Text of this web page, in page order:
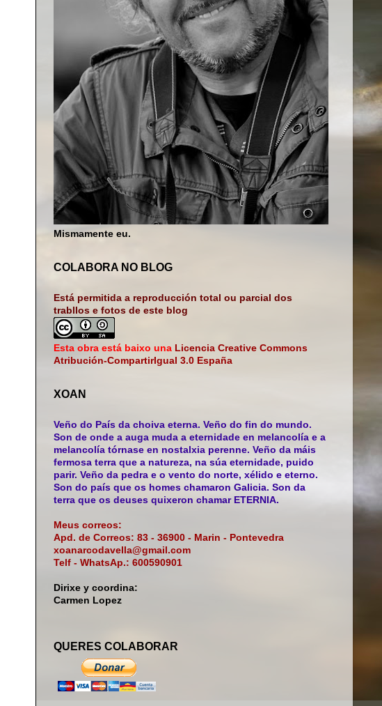
Mismamente eu.
COLABORA NO BLOG
Está permitida a reproducción total ou parcial dos
trabllos e fotos de este blog
Esta obra está baixo una Licencia Creative Commons
Atribución-CompartirIgual 3.0 España
XOAN
Veño do País da choiva eterna. Veño do fin do mundo.
Son de onde a auga muda a eternidade en melancolía e a
melancolía tórnase en nostalxia perenne. Veño da máis
fermosa terra que a natureza, na súa eternidade, puido
parir. Veño da pedra e o vento do norte, xélido e eterno.
Son do país que os homes chamaron Galicia. Son da
terra que os deuses quixeron chamar ETERNIA.
Meus correos:
Apd. de Correos: 83 - 36900 - Marin - Pontevedra
xoanarcodavella@gmail.com
Telf - WhatsAp.: 600590901
Dirixe y coordina:
Carmen Lopez
QUERES COLABORAR